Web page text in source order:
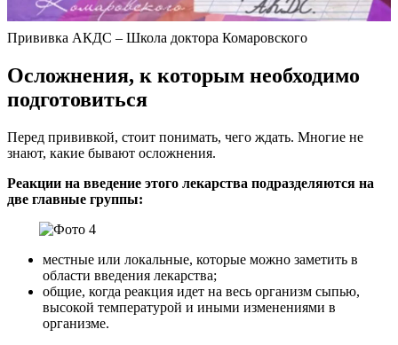
Прививка АКДС – Школа доктора Комаровского
Осложнения, к которым необходимо
подготовиться
Перед прививкой, стоит понимать, чего ждать. Многие не
знают, какие бывают осложнения.
Реакции на введение этого лекарства подразделяются на
две главные группы:
местные или локальные, которые можно заметить в
области введения лекарства;
общие, когда реакция идет на весь организм сыпью,
высокой температурой и иными изменениями в
организме.